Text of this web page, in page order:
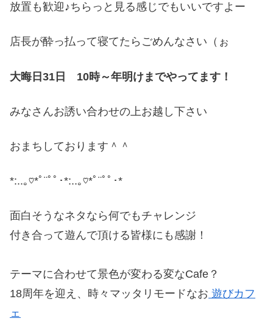
放置も歓迎♪ちらっと見る感じでもいいですよー
店長が酔っ払って寝てたらごめんなさい（ぉ
大晦日31日 10時～年明けまでやってます！
みなさんお誘い合わせの上お越し下さい
おまちしております＾＾
*:..｡♡*ﾟ¨ﾟﾟ･*:..｡♡*ﾟ¨ﾟﾟ･*
面白そうなネタなら何でもチャレンジ
付き合って遊んで頂ける皆様にも感謝！
テーマに合わせて景色が変わる変なCafe？
18周年を迎え、時々マッタリモードなお 遊びカフ
ェ